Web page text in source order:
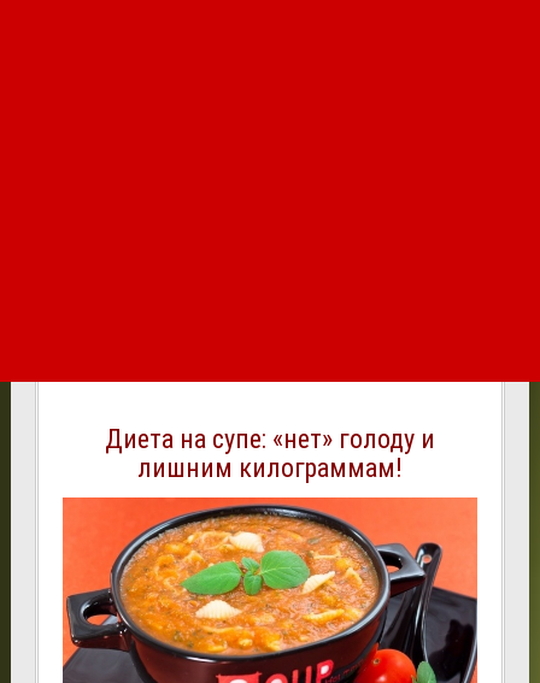
Диета на супе: «нет» голоду и
лишним килограммам!